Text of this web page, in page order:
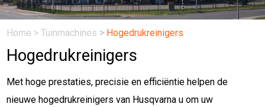
Home >Tuinmachines > Hogedrukreinigers
Hogedrukreinigers
Met hoge prestaties, precisie en efficiëntie helpen de
nieuwe hogedrukreinigers van Husqvarna u om uw